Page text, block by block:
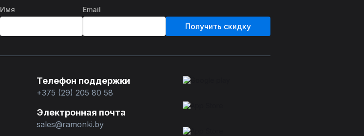
Имя Email
Получить скидку
Телефон поддержки
+375 (29) 205 80 58
Электронная почта
sales@ramonki.by